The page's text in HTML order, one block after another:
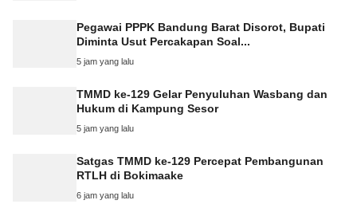
Pegawai PPPK Bandung Barat Disorot, Bupati
Diminta Usut Percakapan Soal...
5 jam yang lalu
TMMD ke-129 Gelar Penyuluhan Wasbang dan
Hukum di Kampung Sesor
5 jam yang lalu
Satgas TMMD ke-129 Percepat Pembangunan
RTLH di Bokimaake
6 jam yang lalu